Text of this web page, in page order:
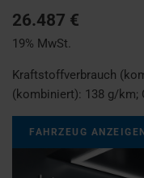
26.487 €
19% MwSt.
Kraftstoffverbrauch
(kombiniert): 138 g/km;
FAHRZEUG ANZEIGEN